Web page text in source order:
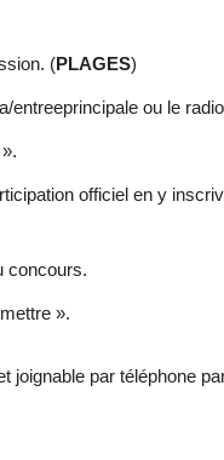
(PLAGES)
entreeprincipale ou le
officiel en y
concours.
».
joignable par téléphone